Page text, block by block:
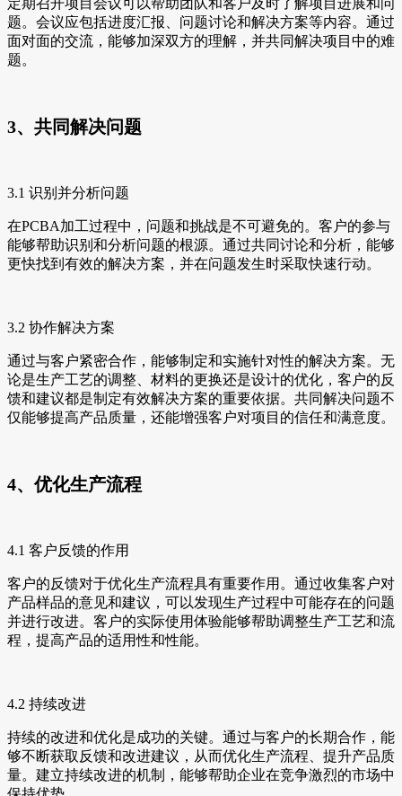
题。会议应包括进度汇报、问题讨论和解决方案等内容。通过
面对面的交流，能够加深双方的理解，并共同解决项目中的难
题。
3、共同解决问题
3.1 识别并分析问题
在PCBA加工过程中，问题和挑战是不可避免的。客户的参与
能够帮助识别和分析问题的根源。通过共同讨论和分析，能够
更快找到有效的解决方案，并在问题发生时采取快速行动。
3.2 协作解决方案
通过与客户紧密合作，能够制定和实施针对性的解决方案。无
论是生产工艺的调整、材料的更换还是设计的优化，客户的反
馈和建议都是制定有效解决方案的重要依据。共同解决问题不
仅能够提高产品质量，还能增强客户对项目的信任和满意度。
4、优化生产流程
4.1 客户反馈的作用
客户的反馈对于优化生产流程具有重要作用。通过收集客户对
产品样品的意见和建议，可以发现生产过程中可能存在的问题
并进行改进。客户的实际使用体验能够帮助调整生产工艺和流
程，提高产品的适用性和性能。
4.2 持续改进
持续的改进和优化是成功的关键。通过与客户的长期合作，能
够不断获取反馈和改进建议，从而优化生产流程、提升产品质
量。建立持续改进的机制，能够帮助企业在竞争激烈的市场中